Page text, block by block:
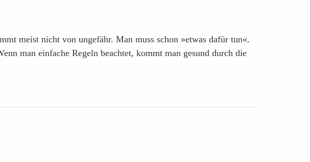
meist nicht von ungefähr. Man muss schon »etwas dafür tun«.
man einfache Regeln beachtet, kommt man gesund durch die